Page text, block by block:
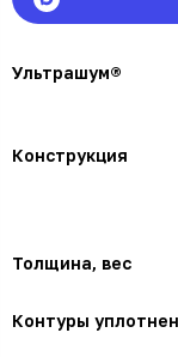
Ультрашум®
Конструкция
Толщина, вес
Контуры